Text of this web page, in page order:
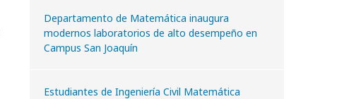
Departamento de Matemática inaugura
modernos laboratorios de alto desempeño en
Campus San Joaquín
Estudiantes de Ingeniería Civil Matemática